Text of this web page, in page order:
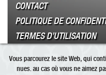
CONTACT
POLITIQUE DE
TERMES D’UTILISATION
Vous parcourez le site Web, qui
nues. au cas où vous ne aimez